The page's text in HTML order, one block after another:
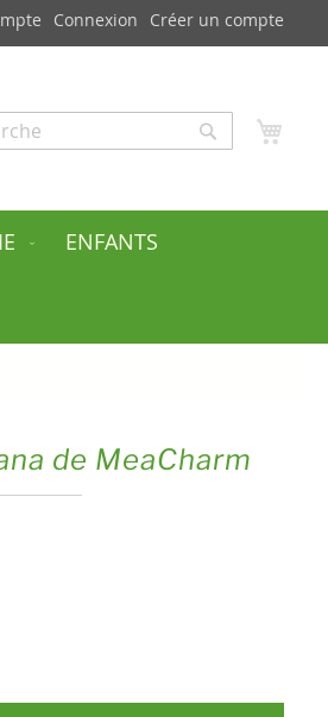
Connexion Créer un compte
Rechercher
ENFANTS
de MeaCharm